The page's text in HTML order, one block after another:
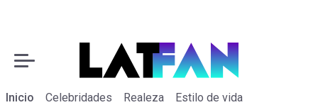
Inicio Celebridades Realeza Estilo de vida